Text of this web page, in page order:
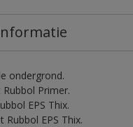
ondergrond.
Primer.
EPS Thix.
Rubbol EPS Thix.